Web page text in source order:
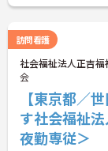
訪問看護
社会福祉法人正吉
会
【東京都／
す社会福祉
夜勤専従＞